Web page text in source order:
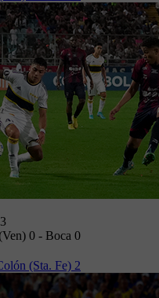
0 - Boca 0
(Sta. Fe) 2